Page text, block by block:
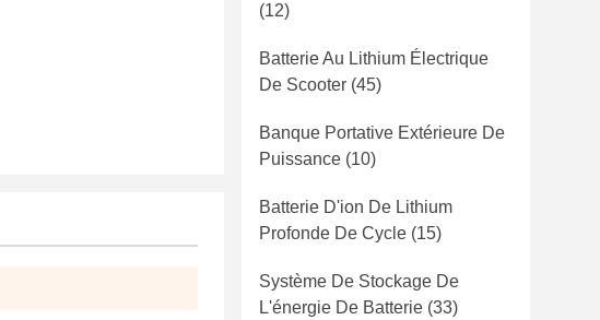
(12)
Batterie Au Lithium Électrique
De Scooter (45)
Banque Portative Extérieure De
Puissance (10)
Batterie D'ion De Lithium
Profonde De Cycle (15)
Système De Stockage De
L'énergie De Batterie (33)